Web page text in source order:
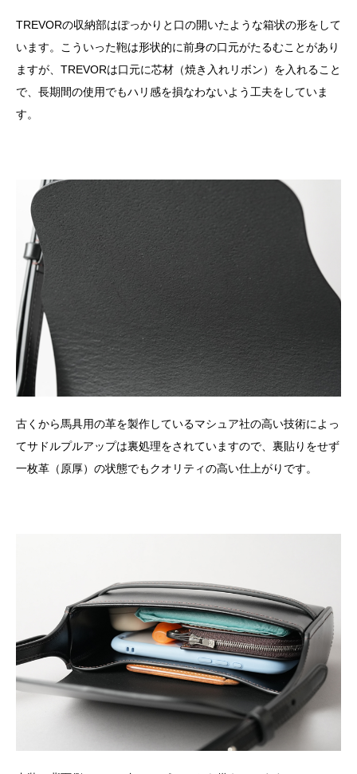
TREVORの収納部はぽっかりと口の開いたような箱状の形をして
います。こういった鞄は形状的に前身の口元がたるむことがあり
ますが、TREVORは口元に芯材（焼き入れリボン）を入れること
で、長期間の使用でもハリ感を損なわないよう工夫をしていま
す。
古くから馬具用の革を製作しているマシュア社の高い技術によっ
てサドルプルアップは裏処理をされていますので、裏貼りをせず
一枚革（原厚）の状態でもクオリティの高い仕上がりです。